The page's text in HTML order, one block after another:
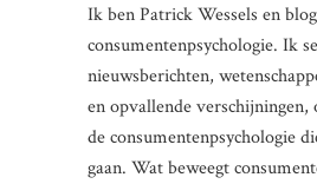
Ik ben Patrick Wessels en
consumentenpsychologie. Ik
nieuwsberichten,
en opvallende
de consumentenpsychologie
gaan. Wat beweegt